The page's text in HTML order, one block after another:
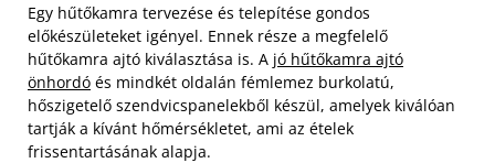
Egy hűtőkamra tervezése és telepítése gondos
előkészületeket igényel. Ennek része a megfelelő
hűtőkamra ajtó kiválasztása is. A jó hűtőkamra ajtó
önhordó és mindkét oldalán fémlemez burkolatú,
hőszigetelő szendvicspanelekből készül, amelyek kiválóan
tartják a kívánt hőmérsékletet, ami az ételek
frissentartásának alapja.